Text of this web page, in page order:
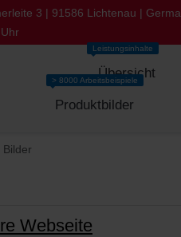
3 | 91586 Lichtenau |
Übersicht
Leistungsinhalte
Produktbilder
> 8000 Arbeitsbeispiele
Bilder
Webseite